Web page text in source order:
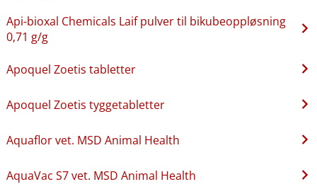
Api-bioxal Chemicals Laif pulver til bikubeoppløsning
0,71 g/g
Apoquel Zoetis tabletter
Apoquel Zoetis tyggetabletter
Aquaflor vet. MSD Animal Health
AquaVac S7 vet. MSD Animal Health